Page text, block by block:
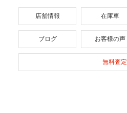
店舗情報 在庫車
ブログ お客様の声
無料査定